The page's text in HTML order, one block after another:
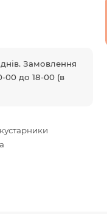
Замовлення
00 до 18-00 (в